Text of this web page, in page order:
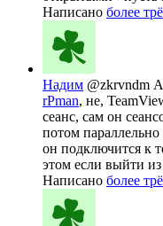
Написано более
Надим @zkrvndm
rPman, не,
сеанс, сам он
потом
он подключится к
этом если выйти
Написано более